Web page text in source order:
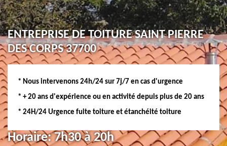
ENTREPRISE DE TOITURE SAINT PIERRE
DES CORPS 37700
* Nous intervenons 24h/24 sur 7j/7 en cas d'urgence
* + 20 ans d'expérience ou en activité depuis plus de 20 ans
* 24H/24 Urgence fuite toiture et étanchéité toiture
Horaire:7h30 à 20h